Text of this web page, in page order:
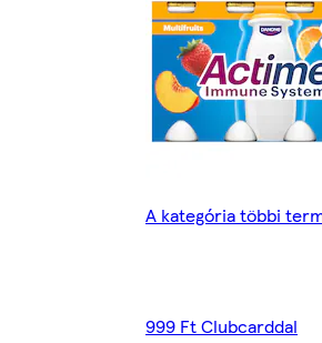
A kategória többi
999 Ft Clubcarddal